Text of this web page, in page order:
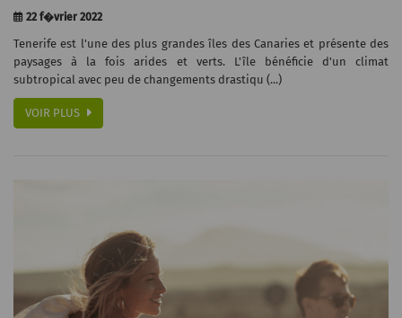
22 f�vrier 2022
Tenerife est l'une des plus grandes îles des Canaries et présente des
paysages à la fois arides et verts. L'île bénéficie d'un climat
subtropical avec peu de changements drastiqu (...)
VOIR PLUS